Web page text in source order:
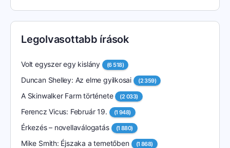
Legolvasottabb írások
Volt egyszer egy kislány (6 518)
Duncan Shelley: Az elme gyilkosai (2 359)
A Skinwalker Farm története (2 033)
Ferencz Vicus: Február 19. (1 948)
Érkezés – novellaválogatás (1 880)
Mike Smith: Éjszaka a temetőben (1 868)